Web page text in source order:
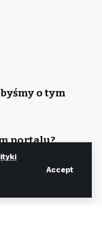
Accept
o tym
portalu?